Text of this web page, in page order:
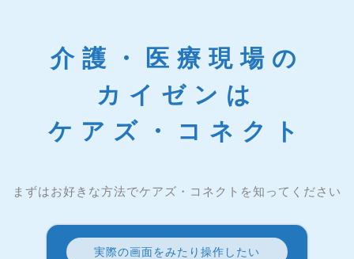
介護・医療現場の
カイゼンは
ケアズ・コネクト
まずはお好きな方法でケアズ・コネクトを知ってください
実際の画面をみたり操作したい